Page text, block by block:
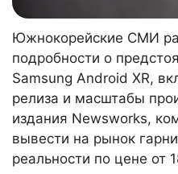
Южнокорейские СМИ
подробности о
Samsung Android XR,
релиза и масштабы
издания Newsworks,
вывести на рынок
реальности по цене от